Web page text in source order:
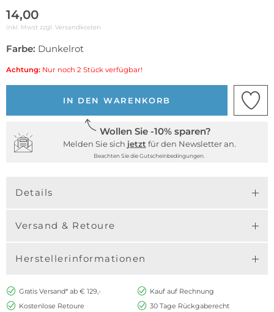
14,00
inkl. Mwst zzgl. Versandkosten
Farbe: Dunkelrot
Achtung: Nur noch 2 Stück verfügbar!
IN DEN WARENKORB
Wollen Sie -10% sparen?
Melden Sie sich jetzt für den Newsletter an.
Beachten Sie die Gutscheinbedingungen.
Details
Versand & Retoure
Herstellerinformationen
Gratis Versand* ab € 129,-
Kauf auf Rechnung
Kostenlose Retoure
30 Tage Rückgaberecht